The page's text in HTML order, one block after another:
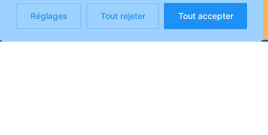
Réglages Tout rejeter Tout accepter
PERSONNES ACCOMPAGNÉES